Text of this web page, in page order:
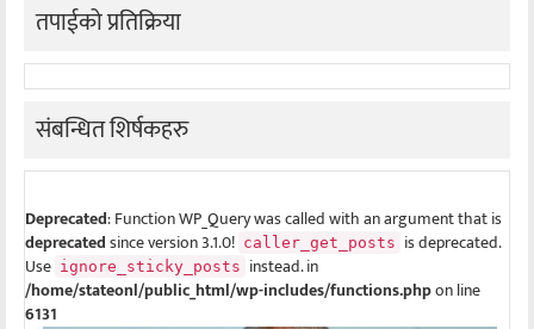
तपाईको प्रतिक्रिया
संबन्धित शिर्षकहरु
Deprecated: Function WP_Query was called with an argument that is
deprecatedsince version 3.1.0! caller_get_posts is deprecated.
Use ignore_sticky_posts instead. in
/home/stateonl/public_html/wp-includes/functions.phpon line
6131